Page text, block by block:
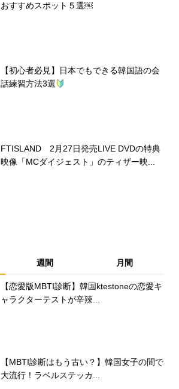
おすすめスポット５選￼
【初心者必見】日本でもできる韓国語の会
話練習方法3選
FTISLAND 2月27日発売LIVE DVDの特典
映像「MCダイジェスト」のティザー映...
週間 月間
【恋愛版MBTI診断】韓国ktestoneの恋愛キ
ャラクターテストが辛辣...
【MBTI診断はもう古い？】韓国女子の間で
大流行！ラベルステッカ...